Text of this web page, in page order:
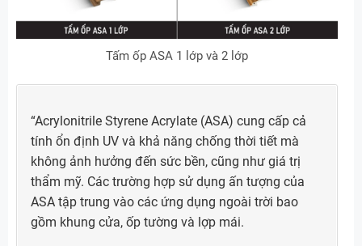
Tấm ốp ASA 1 lớp và 2 lớp
“Acrylonitrile Styrene Acrylate (ASA) cung cấp cả
tính ổn định UV và khả năng chống thời tiết mà
không ảnh hưởng đến sức bền, cũng như giá trị
thẩm mỹ. Các trường hợp sử dụng ấn tượng của
ASA tập trung vào các ứng dụng ngoài trời bao
gồm khung cửa, ốp tường và lợp mái.